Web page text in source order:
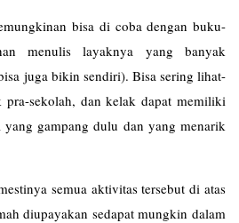
bisa di coba dengan buku-
menulis layaknya yang banyak
juga bikin sendiri). Bisa sering lihat-
sekolah, dan kelak dapat memiliki
gampang dulu dan yang menarik
semua aktivitas tersebut di atas
diupayakan sedapat mungkin dalam